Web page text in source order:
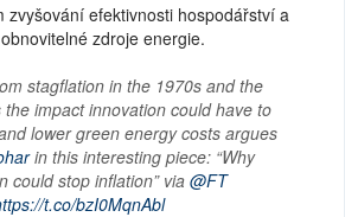
zvyšování efektivnosti hospodářství a
zdroje energie.
stagflation in the 1970s and the
impact innovation could have to
lower green energy costs argues
⁩ in this interesting piece: “Why
could stop inflation” via @FT
t.co/bzI0MqnAbl